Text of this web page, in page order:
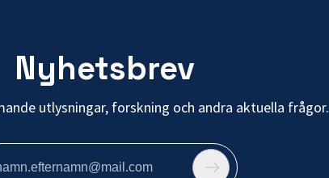
Nyhetsbrev
utlysningar, forskning och andra aktuella frågor.